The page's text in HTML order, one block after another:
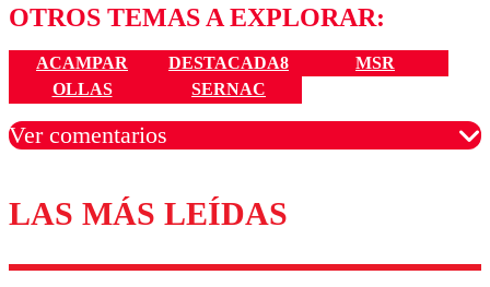
OTROS TEMAS A EXPLORAR:
ACAMPAR DESTACADA8
MSR
OLLAS
SERNAC
Ver comentarios
Los comentarios son moderados para garantizar un
diálogo respetuoso.
Nombre
LAS MÁS LEÍDAS